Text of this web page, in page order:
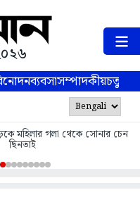
ব্যবসাসম্পাদকীয়
মহিলার গলা থেকে সোনার চেন
ছিনতাই